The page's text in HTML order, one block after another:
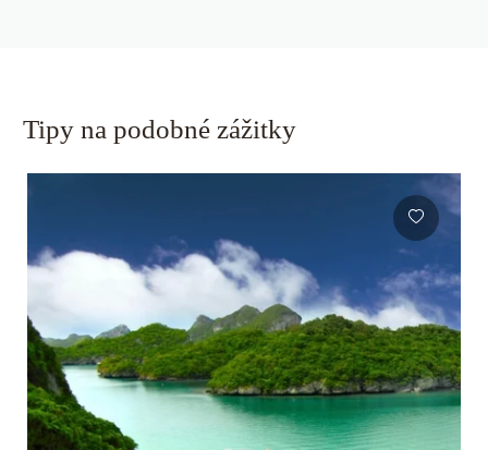
Tipy na podobné zážitky